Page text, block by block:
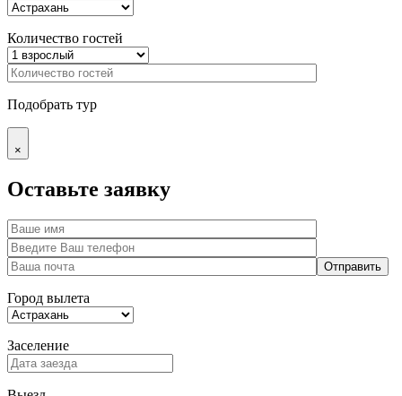
Количество гостей
Подобрать тур
×
Оставьте заявку
Город вылета
Заселение